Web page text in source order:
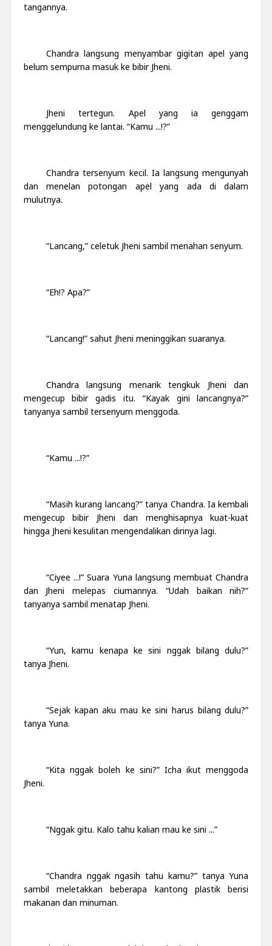
tangannya.
Chandra langsung menyambar gigitan apel yang
belum sempurna masuk ke bibir Jheni.
Jheni tertegun. Apel yang ia genggam
menggelundung ke lantai. “Kamu ...!?”
Chandra tersenyum kecil. Ia langsung mengunyah
dan menelan potongan apel yang ada di dalam
mulutnya.
“Lancang,” celetuk Jheni sambil menahan senyum.
“Eh!? Apa?”
“Lancang!” sahut Jheni meninggikan suaranya.
Chandra langsung menarik tengkuk Jheni dan
mengecup bibir gadis itu. “Kayak gini lancangnya?”
tanyanya sambil tersenyum menggoda.
“Kamu ...!?”
“Masih kurang lancang?” tanya Chandra. Ia kembali
mengecup bibir Jheni dan menghisapnya kuat-kuat
hingga Jheni kesulitan mengendalikan dirinya lagi.
“Ciyee ...!” Suara Yuna langsung membuat Chandra
dan Jheni melepas ciumannya. “Udah baikan nih?”
tanyanya sambil menatap Jheni.
“Yun, kamu kenapa ke sini nggak bilang dulu?”
tanya Jheni.
“Sejak kapan aku mau ke sini harus bilang dulu?”
tanya Yuna.
“Kita nggak boleh ke sini?” Icha ikut menggoda
Jheni.
“Nggak gitu. Kalo tahu kalian mau ke sini ...”
“Chandra nggak ngasih tahu kamu?” tanya Yuna
sambil meletakkan beberapa kantong plastik berisi
makanan dan minuman.